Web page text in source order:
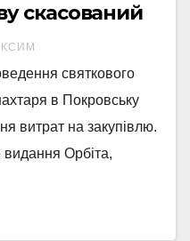
скасований
святкового
в Покровську
витрат на закупівлю.
Орбіта,